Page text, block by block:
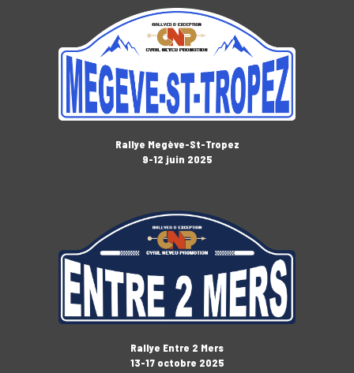
Rallye Megève-St-Tropez
9-12 juin 2025
Rallye Entre 2 Mers
13-17 octobre 2025